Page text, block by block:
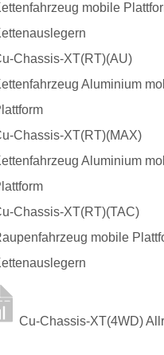
mobile
Chassis-XT(RT)(AU)
Aluminium
Chassis-XT(RT)(MAX)
Aluminium
Chassis-XT(RT)(TAC)
mobile
Cu-Chassis-XT(4WD)